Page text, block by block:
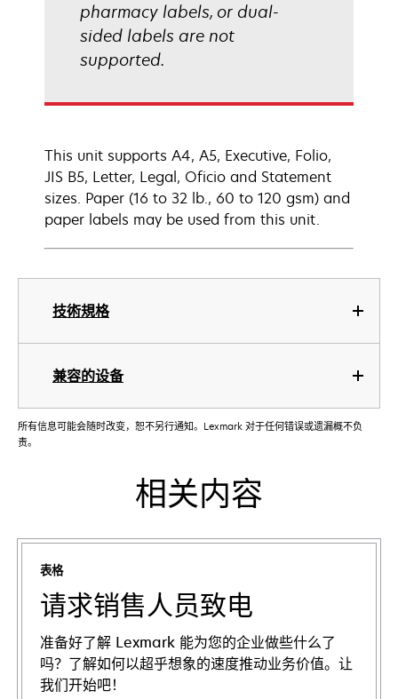
技術規格
兼容的设备
pharmacy labels, or dual-
sided labels are not
supported.
This unit supports A4, A5, Executive, Folio,
JIS B5, Letter, Legal, Oficio and Statement
sizes. Paper (16 to 32 lb., 60 to 120 gsm) and
paper labels may be used from this unit.
所有信息可能会随时改变，恕不另行通知。Lexmark 对于任何错误或遗漏概不负
责。
相关内容
表格
请求销售人员致电
准备好了解 Lexmark 能为您的企业做些什么了
吗？了解如何以超乎想象的速度推动业务价值。让
我们开始吧！